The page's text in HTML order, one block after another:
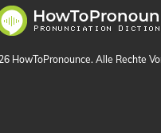
HowToPronounce. Alle Rechte